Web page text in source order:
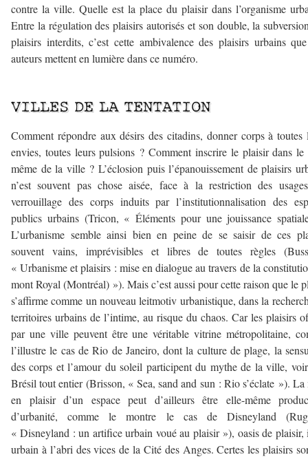
contre la ville. Quelle est la place du plaisir dans l’organisme
Entre la régulation des plaisirs autorisés et son double, la
plaisirs interdits, c’est cette ambivalence des plaisirs urbains
auteurs mettent en lumière dans ce numéro.
VILLES DE LA TENTATION
Comment répondre aux désirs des citadins, donner corps à toutes
envies, toutes leurs pulsions ? Comment inscrire le plaisir dans le
même de la ville ? L’éclosion puis l’épanouissement de plaisirs
n’est souvent pas chose aisée, face à la restriction des
verrouillage des corps induits par l’institutionnalisation des
publics urbains (Tricon, « Éléments pour une jouissance
L’urbanisme semble ainsi bien en peine de se saisir de ces
souvent vains, imprévisibles et libres de toutes règles
« Urbanisme et plaisirs : mise en dialogue au travers de la
mont Royal (Montréal) »). Mais c’est aussi pour cette raison que le
s’affirme comme un nouveau leitmotiv urbanistique, dans la
territoires urbains de l’intime, au risque du chaos. Car les plaisirs
par une ville peuvent être une véritable vitrine métropolitaine,
l’illustre le cas de Rio de Janeiro, dont la culture de plage, la
des corps et l’amour du soleil participent du mythe de la ville,
Brésil tout entier (Brisson, « Sea, sand and sun : Rio s’éclate »). La
en plaisir d’un espace peut d’ailleurs être elle-même
d’urbanité, comme le montre le cas de Disneyland
« Disneyland : un artifice urbain voué au plaisir »), oasis de plaisir,
urbain à l’abri des vices de la Cité des Anges. Certes les plaisirs